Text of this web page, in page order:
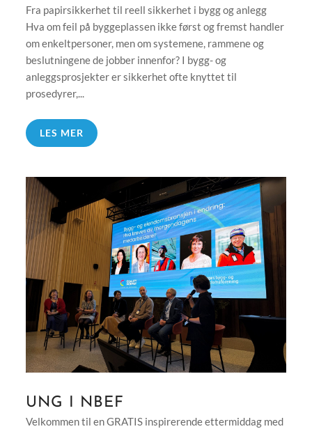
Fra papirsikkerhet til reell sikkerhet i bygg og anlegg
Hva om feil på byggeplassen ikke først og fremst handler
om enkeltpersoner, men om systemene, rammene og
beslutningene de jobber innenfor? I bygg- og
anleggsprosjekter er sikkerhet ofte knyttet til
prosedyrer,...
LES MER
UNG I NBEF
Velkommen til en GRATIS inspirerende ettermiddag med